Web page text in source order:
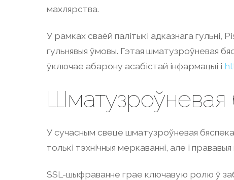
махлярства.
У рамках сваёй палітыкі адказнага гульні,
гульнявыя ўмовы. Гэтая шматузроўневая
ўключае абарону асабістай інфармацыі і
Шматузроўневая
У сучасным свеце шматузроўневая
толькі тэхнічныя меркаванні, але і
SSL-шыфраванне грае ключавую ролю ў